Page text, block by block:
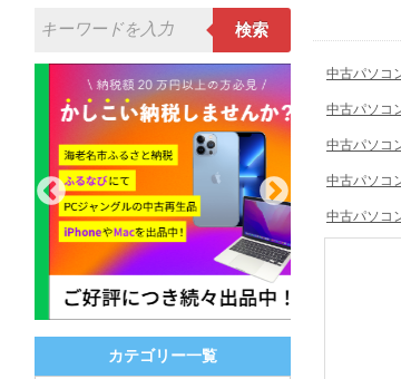
検索
カテゴリー一覧
中古パソコ
中古パソコ
中古パソコ
中古パソコ
中古パソコ